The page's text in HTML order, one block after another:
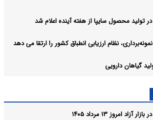
محصول سایپا از هفته آینده اعلام شد
نظام ارزیابی انطباق کشور را ارتقا می‌ دهد
گیاهان دارویی
امروز ۱۳ مرداد ۱۴۰۵